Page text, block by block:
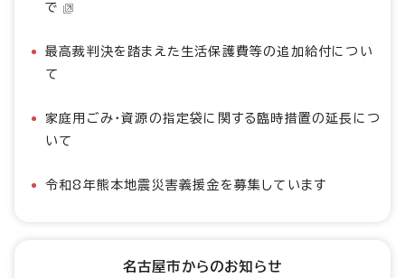
で
最高裁判決を踏まえた生活保護費等の追加給付につい
て
家庭用ごみ・資源の指定袋に関する臨時措置の延長につ
いて
令和8年熊本地震災害義援金を募集しています
名古屋市からのお知らせ